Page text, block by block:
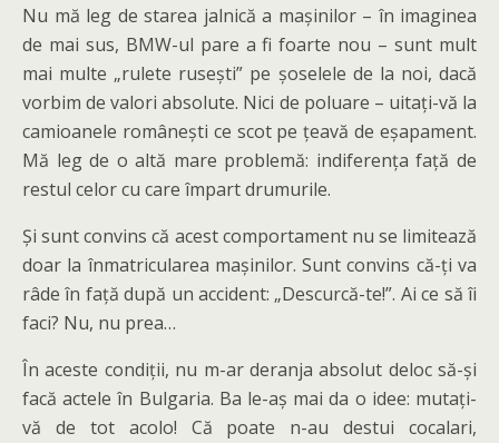
Nu mă leg de starea jalnică a mașinilor – în imaginea
de mai sus, BMW-ul pare a fi foarte nou – sunt mult
mai multe „rulete rusești” pe șoselele de la noi, dacă
vorbim de valori absolute. Nici de poluare – uitați-vă la
camioanele românești ce scot pe țeavă de eșapament.
Mă leg de o altă mare problemă: indiferența față de
restul celor cu care împart drumurile.
Și sunt convins că acest comportament nu se limitează
doar la înmatricularea mașinilor. Sunt convins că-ți va
râde în față după un accident: „Descurcă-te!”. Ai ce să îi
faci? Nu, nu prea…
În aceste condiții, nu m-ar deranja absolut deloc să-și
facă actele în Bulgaria. Ba le-aș mai da o idee: mutați-
vă de tot acolo! Că poate n-au destui cocalari,